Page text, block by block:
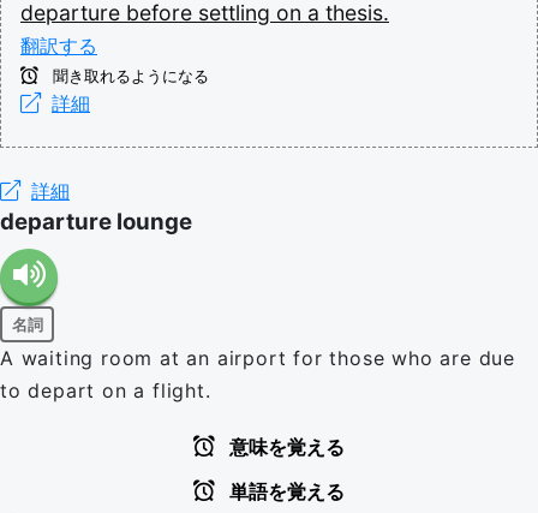
departure before settling on a thesis.
翻訳する
聞き取れるようになる
詳細
詳細
departure lounge
名詞
A waiting room at an airport for those who are due
to depart on a flight.
意味を覚える
単語を覚える